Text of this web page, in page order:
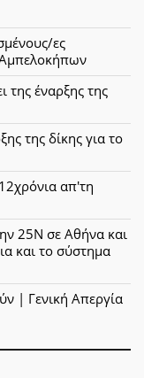
ες
Αμπελοκήπων
της έναρξης της
της δίκης για το
απ'τη
25Ν σε Αθήνα και
και το σύστημα
| Γενική Απεργία